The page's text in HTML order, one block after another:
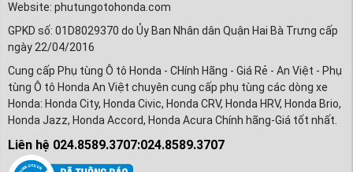
Website: phutungotohonda.com
GPKD số: 01D8029370 do Ủy Ban Nhân dân Quận Hai Bà Trưng cấp
ngày 22/04/2016
Cung cấp Phụ tùng Ô tô Honda - CHính Hãng - Giá Rẻ - An Việt - Phụ
tùng Ô tô Honda An Việt chuyên cung cấp phụ tùng các dòng xe
Honda: Honda City, Honda Civic, Honda CRV, Honda HRV, Honda Brio,
Honda Jazz, Honda Accord, Honda Acura Chính hãng-Giá tốt nhất.
Liên hệ 024.8589.3707:024.8589.3707